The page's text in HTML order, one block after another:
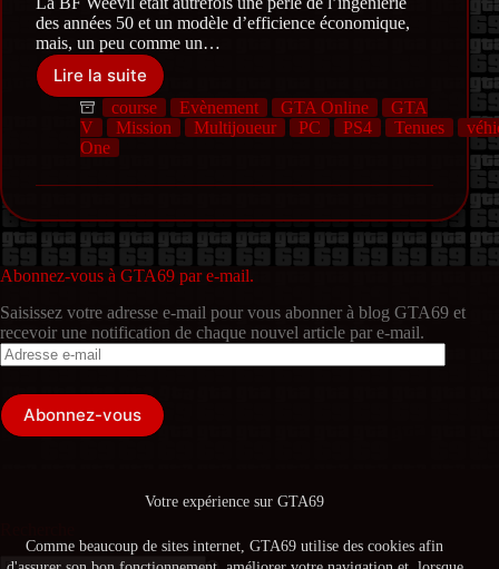
Votre expérience sur GTA69
Comme beaucoup de sites internet, GTA69 utilise des cookies afin
des années 50 et un modèle d’efficience économique,
mais, un peu comme un…
Lire la suite
La
BF
Weevil
:
symbole
l’automobile
et
de
contre-
culture
course Evènement GTA Online
GTA
V
Mission Multijoueur PC PS4 Tenues
One
Abonnez-vous à GTA69 par e-mail.
Saisissez votre adresse e-mail pour vous abonner à blog GTA69 et
recevoir une notification de chaque nouvel article par e-mail.
Adresse
e-
Abonnez-vous